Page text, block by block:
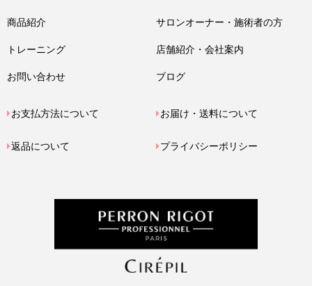
商品紹介 サロンオーナー・施術者の方
トレーニング 店舗紹介・会社案内
お問い合わせ ブログ
お支払方法について お届け・送料について
返品について プライバシーポリシー